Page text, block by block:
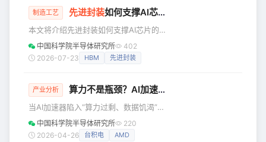
就是良率。 良率损失本质上就三个来
源：工艺偏差、设计限制
向若属实，标志着ASML正试图将其在前道光刻领域的统治
ASML的专利显示其正在利用Twinscan平台独特的双工
制造工艺 先进封装如何支撑AI芯片的性能跃升
本文将介绍先进封装如何支撑AI芯片的
性能跃升。 传统的“大芯片"的局限 在AI
芯片的设计中，算力和带宽的竞赛正在
代之的是把大芯片拆成多个小芯片（芯
变，正在重塑芯片的设计和制造方式。
过去，芯片设计的主流是单片式方案
——逻辑、内存控制器、IO接口全部集
中国科学院半导体研究所
402
2026-07-23
HBM 先进封装
产业分析 算力不是瓶颈？AI加速器的真正命门在这里
当AI加速器陷入“算力过剩、数据饥渴”的
怪圈，决定性能上限的早已不是计算核
心的数量，而是内存带宽与互联架构。
中国科学院半导体研究所
220
2026-04-26
台积电 AMD